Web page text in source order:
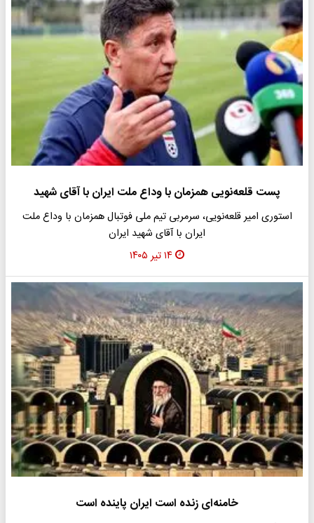
پست قلعه‌نویی همزمان با وداع ملت ایران با آقای شهید
استوری امیر قلعه‌نویی، سرمربی تیم ملی فوتبال همزمان با وداع ملت
ایران با آقای شهید ایران
۱۴ تیر ۱۴۰۵
خامنه‌ای زنده است ایران پاینده است